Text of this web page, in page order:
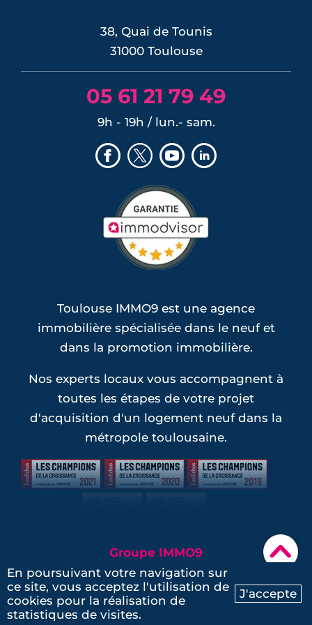
Ma recherche Contactez-nous
▾
38, Quai de Tounis
31000 Toulouse
05 61 21 79 49
9h - 19h / lun.- sam.
Toulouse IMMO9 est une agence
immobilière spécialisée dans le neuf et
dans la promotion immobilière.
Nos experts locaux vous accompagnent à
toutes les étapes de votre projet
d'acquisition d'un logement neuf dans la
métropole toulousaine.
Groupe IMMO9
Politique de confidentialité
Mentions légales
En poursuivant votre navigation sur
ce site, vous acceptez l'utilisation de
cookies pour la réalisation de
statistiques de visites.
J'accepte